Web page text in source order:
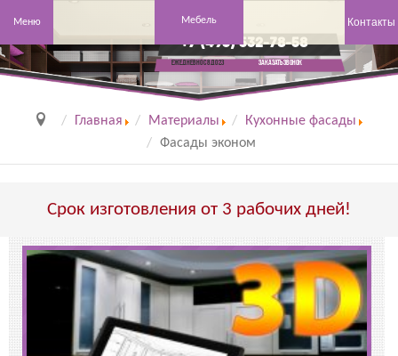
Меню Мебель Контакты
+7 (495) 532-78-58
Ежедневно с 8 до 23 заказать звонок
Главная Материалы
Кухонные фасады
Фасады эконом
Срок изготовления от 3 рабочих дней!